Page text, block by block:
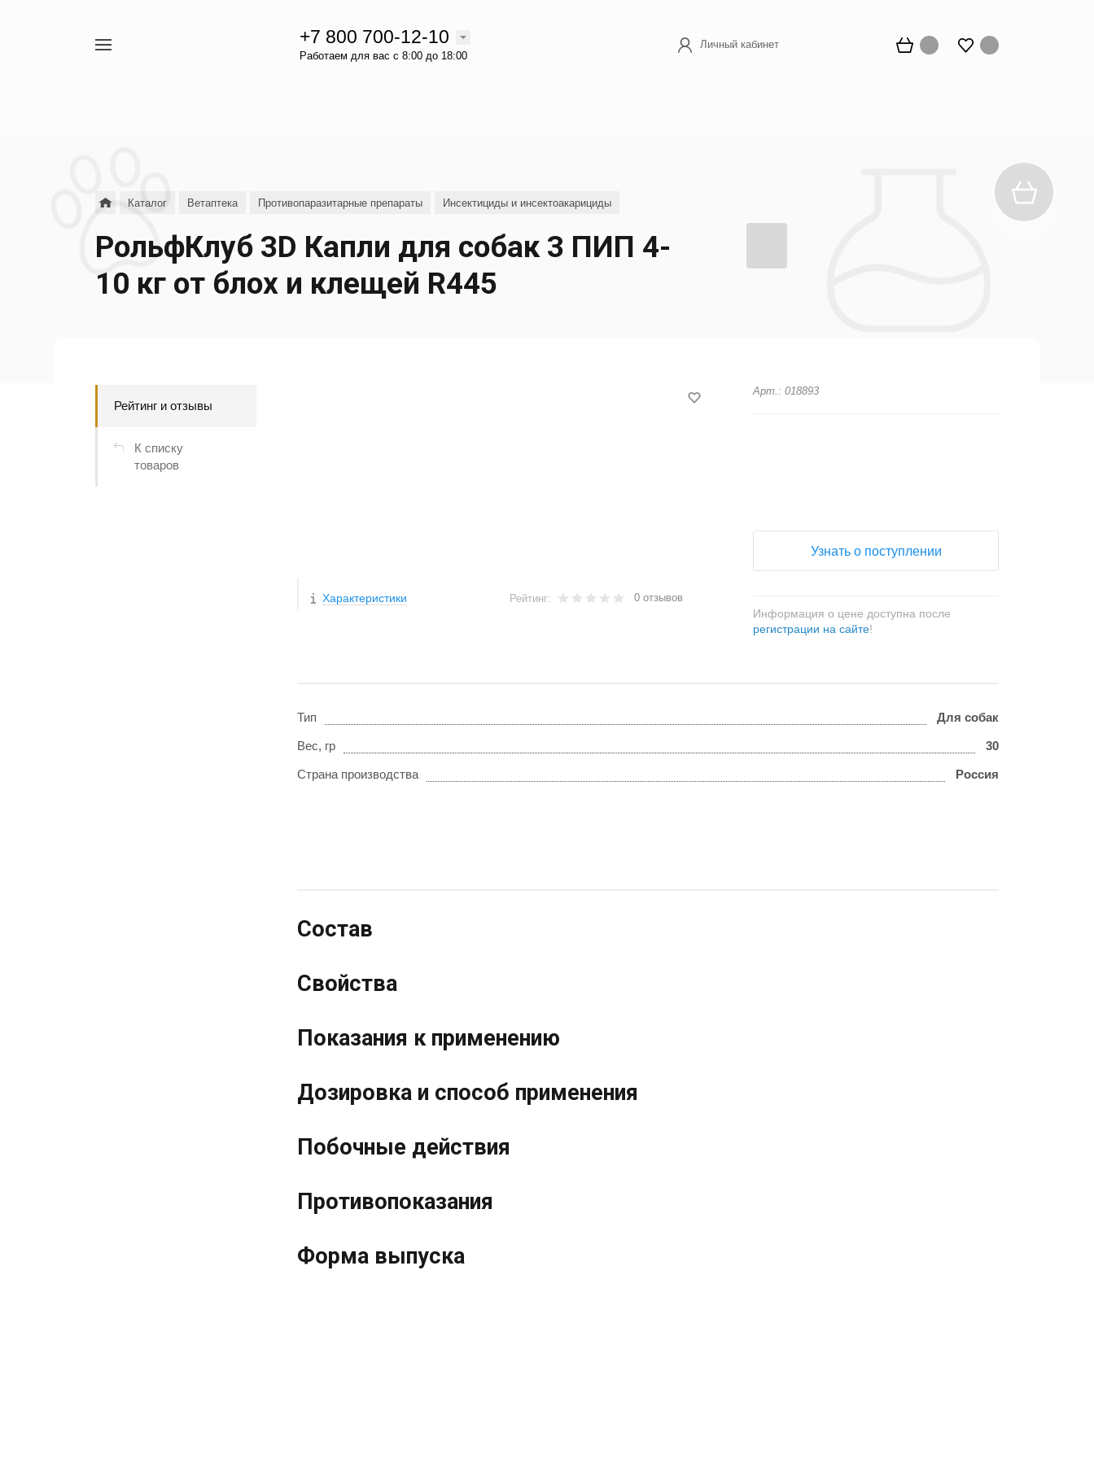
+7 800 700-12-10
Работаем для вас с 8:00 до 18:00
Личный кабинет
Каталог Ветаптека Противопаразитарные препараты Инсектициды и инсектоакарициды
РольфКлуб 3D Капли для собак 3 ПИП 4-
10 кг от блох и клещей R445
Рейтинг и отзывы
К списку
товаров
Характеристики Рейтинг: 0 отзывов
Арт.: 018893
Узнать о поступлении
Информация о цене доступна после
регистрации на сайте!
Тип Для собак
Вес, гр 30
Страна производства Россия
Состав
Свойства
Показания к применению
Дозировка и способ применения
Побочные действия
Противопоказания
Форма выпуска